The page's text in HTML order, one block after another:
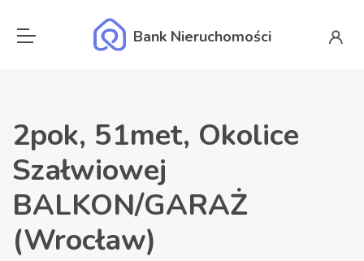
Bank Nieruchomości
2pok, 51met, Okolice
Szałwiowej
BALKON/GARAŻ
(Wrocław)